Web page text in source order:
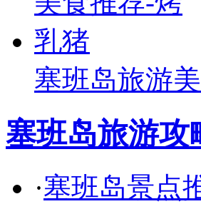
塞班岛旅游
塞班岛旅游攻
·塞班岛景点